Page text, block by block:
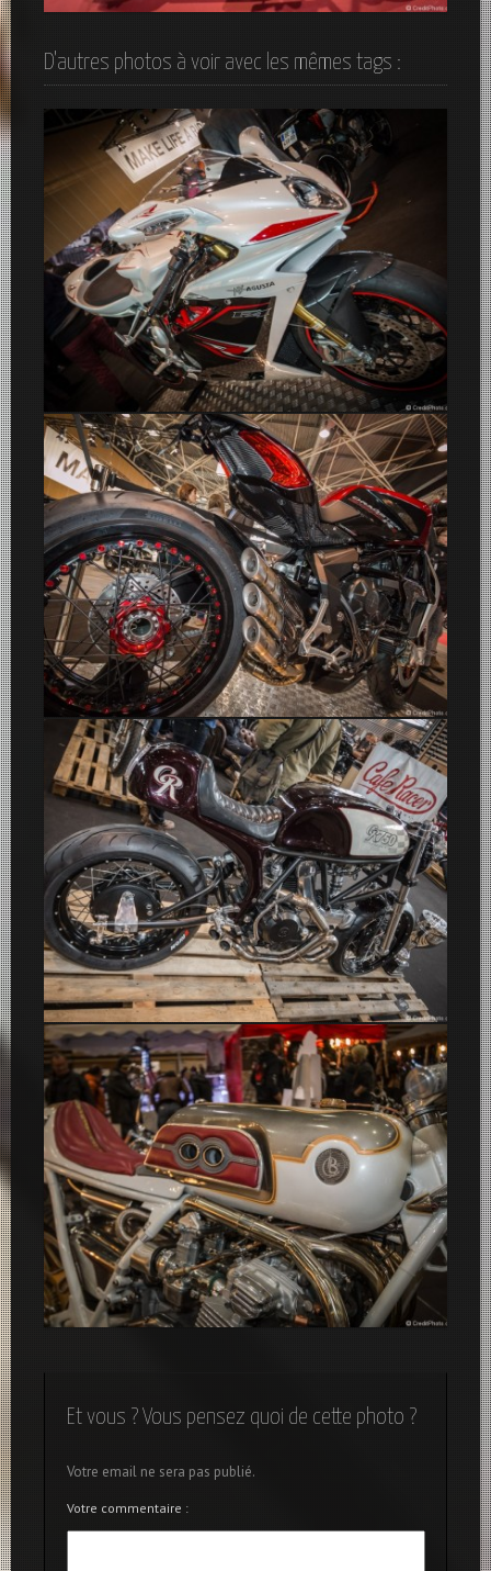
D'autres photos à voir avec les mêmes tags :
MV-Agusta F4 1000 RR
MV Agusta Brutale 800 Dragster
Ducati GR 750 Café Racer – Salon 2 Roues 2015
Et vous ? Vous pensez quoi de cette photo ?
Votre email ne sera pas publié.
Votre commentaire :